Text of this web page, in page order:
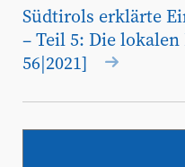
Südtirols erklärte
– Teil 5: Die
56|2021]